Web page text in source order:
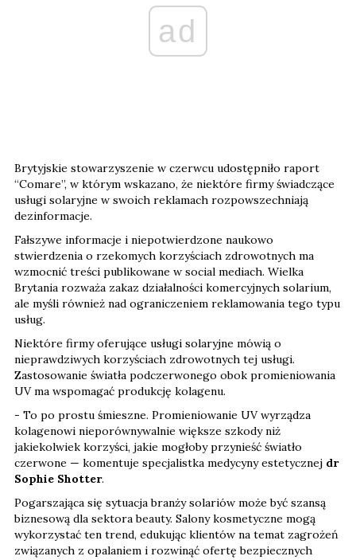
ad
Brytyjskie stowarzyszenie w czerwcu udostępniło raport
“Comare”, w którym wskazano, że niektóre firmy świadczące
usługi solaryjne w swoich reklamach rozpowszechniają
dezinformacje.
Fałszywe informacje i niepotwierdzone naukowo
stwierdzenia o rzekomych korzyściach zdrowotnych ma
wzmocnić treści publikowane w social mediach. Wielka
Brytania rozważa zakaz działalności komercyjnych solarium,
ale myśli również nad ograniczeniem reklamowania tego typu
usług.
Niektóre firmy oferujące usługi solaryjne mówią o
nieprawdziwych korzyściach zdrowotnych tej usługi.
Zastosowanie światła podczerwonego obok promieniowania
UV ma wspomagać produkcję kolagenu.
- To po prostu śmieszne. Promieniowanie UV wyrządza
kolagenowi nieporównywalnie większe szkody niż
jakiekolwiek korzyści, jakie mogłoby przynieść światło
czerwone — komentuje specjalistka medycyny estetycznej dr
Sophie Shotter.
Pogarszająca się sytuacja branży solariów może być szansą
biznesową dla sektora beauty. Salony kosmetyczne mogą
wykorzystać ten trend, edukując klientów na temat zagrożeń
związanych z opalaniem i rozwinąć ofertę bezpiecznych